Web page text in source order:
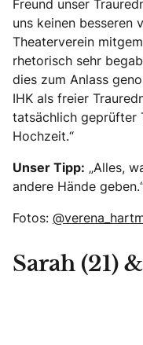
Freund unser
uns keinen besseren
Theaterverein
rhetorisch sehr
dies zum Anlass
IHK als freier
tatsächlich geprüfter
Hochzeit.“
Unser Tipp: „Alles,
andere Hände
Fotos:
Sarah (21)